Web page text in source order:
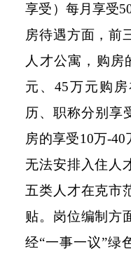
享受）每月享受
房待遇方面，前
人才公寓，购房
元、45万元购
历、职称分别享
房的享受10万-
无法安排入住人
五类人才在克市
贴。岗位编制方
经“一事一议”绿